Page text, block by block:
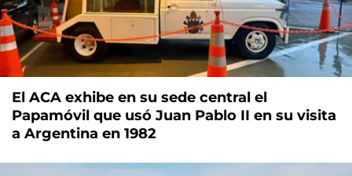
El ACA exhibe en su sede central el
Papamóvil que usó Juan Pablo II en su visita
a Argentina en 1982